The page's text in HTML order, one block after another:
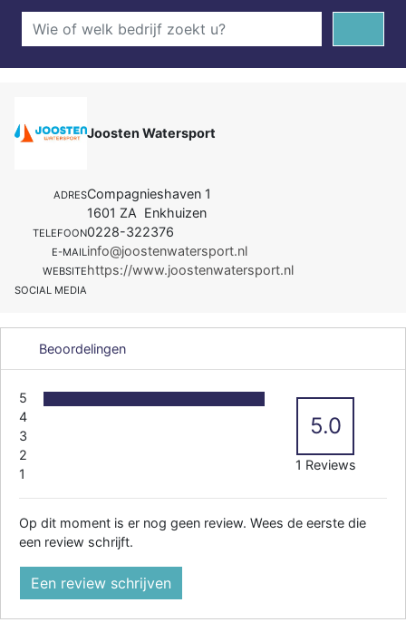
Joosten Watersport
ADRESCompagnieshaven 1
1601 ZA Enkhuizen
TELEFOON0228-322376
E-MAILinfo@joostenwatersport.nl
WEBSITEhttps://www.joostenwatersport.nl
SOCIAL MEDIA
Beoordelingen
5
4
3
2
1
5.0
1 Reviews
Op dit moment is er nog geen review. Wees de eerste die
een review schrijft.
Een review schrijven